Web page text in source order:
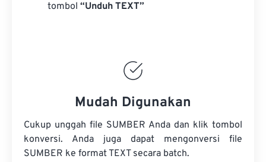
tombol “Unduh TEXT”
Mudah Digunakan
Cukup unggah file SUMBER Anda dan klik tombol
konversi. Anda juga dapat mengonversi file
SUMBER ke format TEXT secara batch.